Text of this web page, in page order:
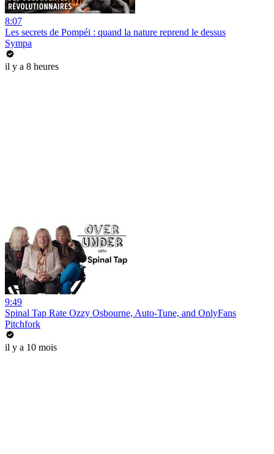
8:07
Les secrets de Pompéi : quand la nature reprend le dessus
Sympa
il y a 8 heures
9:49
Spinal Tap Rate Ozzy Osbourne, Auto-Tune, and OnlyFans
Pitchfork
il y a 10 mois